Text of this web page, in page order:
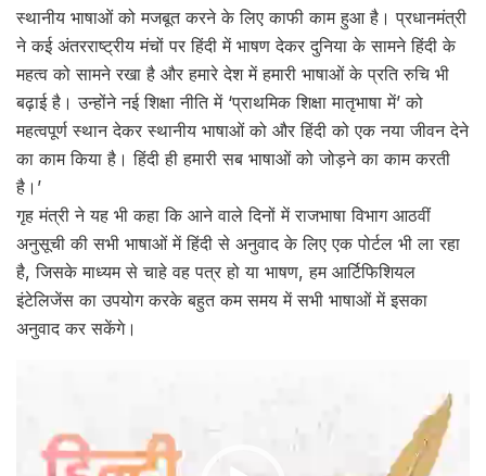
स्थानीय भाषाओं को मजबूत करने के लिए काफी काम हुआ है। प्रधानमंत्री
ने कई अंतरराष्ट्रीय मंचों पर हिंदी में भाषण देकर दुनिया के सामने हिंदी के
महत्व को सामने रखा है और हमारे देश में हमारी भाषाओं के प्रति रुचि भी
बढ़ाई है। उन्होंने नई शिक्षा नीति में ‘प्राथमिक शिक्षा मातृभाषा में’ को
महत्वपूर्ण स्थान देकर स्थानीय भाषाओं को और हिंदी को एक नया जीवन देने
का काम किया है। हिंदी ही हमारी सब भाषाओं को जोड़ने का काम करती
है।’
गृह मंत्री ने यह भी कहा कि आने वाले दिनों में राजभाषा विभाग आठवीं
अनुसूची की सभी भाषाओं में हिंदी से अनुवाद के लिए एक पोर्टल भी ला रहा
है, जिसके माध्यम से चाहे वह पत्र हो या भाषण, हम आर्टिफिशियल
इंटेलिजेंस का उपयोग करके बहुत कम समय में सभी भाषाओं में इसका
अनुवाद कर सकेंगे।